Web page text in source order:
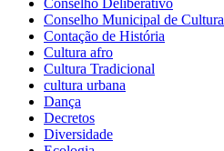
Conselho Deliberativo
Conselho Municipal de Cultura
Contação de História
Cultura afro
Cultura Tradicional
cultura urbana
Dança
Decretos
Diversidade